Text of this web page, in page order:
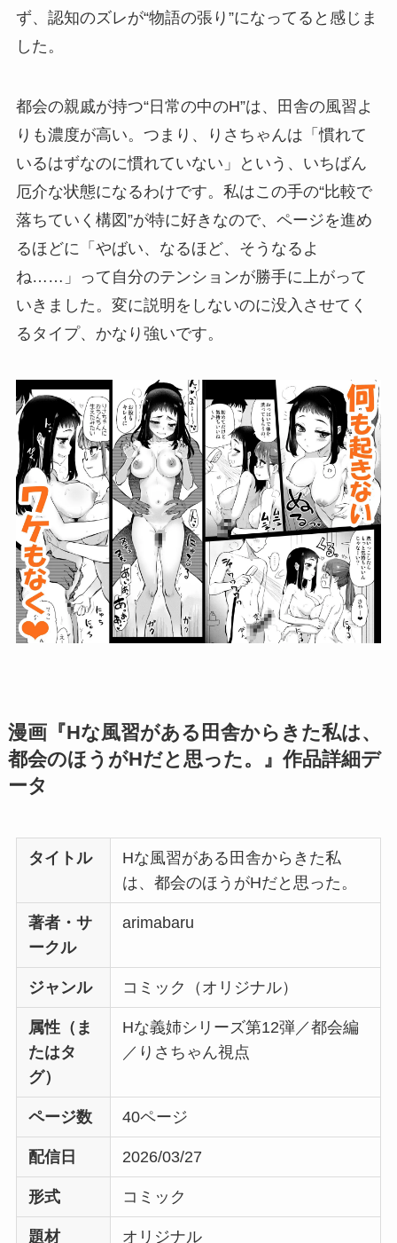
ず、認知のズレが“物語の張り”になってると感じま
した。
都会の親戚が持つ“日常の中のH”は、田舎の風習よ
りも濃度が高い。つまり、りさちゃんは「慣れて
いるはずなのに慣れていない」という、いちばん
厄介な状態になるわけです。私はこの手の“比較で
落ちていく構図”が特に好きなので、ページを進め
るほどに「やばい、なるほど、そうなるよ
ね……」って自分のテンションが勝手に上がって
いきました。変に説明をしないのに没入させてく
るタイプ、かなり強いです。
漫画『Hな風習がある田舎からきた私は、
都会のほうがHだと思った。』作品詳細デ
ータ
タイトル
Hな風習がある田舎からきた私
は、都会のほうがHだと思った。
著者・サ
ークル
arimabaru
ジャンル コミック（オリジナル）
属性（ま
たはタ
グ）
Hな義姉シリーズ第12弾／都会編
／りさちゃん視点
ページ数 40ページ
配信日 2026/03/27
形式 コミック
題材 オリジナル